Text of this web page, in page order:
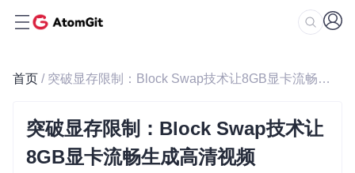
首页 / 突破显存限制：Block Swap技术让8GB显卡流畅生成高清视频
突破显存限制：Block Swap技术让
8GB显卡流畅生成高清视频